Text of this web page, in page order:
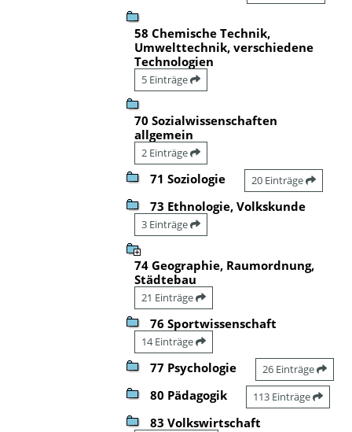
58 Chemische Technik,
Umwelttechnik, verschiedene
Technologien
5 Einträge
70 Sozialwissenschaften
allgemein
2 Einträge
71 Soziologie 20 Einträge
73 Ethnologie, Volkskunde
3 Einträge
74 Geographie, Raumordnung,
Städtebau
21 Einträge
76 Sportwissenschaft
14 Einträge
77 Psychologie 26 Einträge
80 Pädagogik 113 Einträge
83 Volkswirtschaft